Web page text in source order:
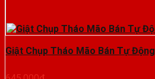
Giật Chụp Tháo Mão Bán Tự Động